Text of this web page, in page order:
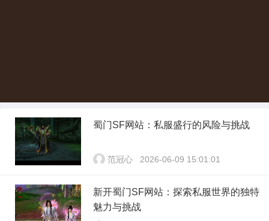
蜀门SF网站：私服盛行的风险与挑战
范冠心 2026-06-09 15:01:01
新开蜀门SF网站：探索私服世界的独特
魅力与挑战